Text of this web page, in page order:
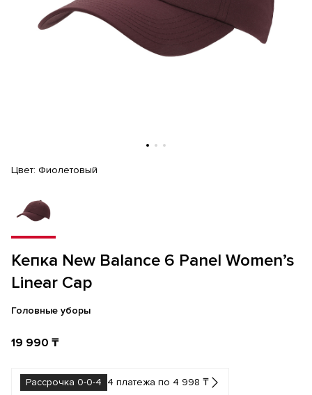
Кепка New Balance 6 Panel Women’s
Linear Cap
Головные уборы
19 990 ₸
Рассрочка 0-0-4 4 платежа по 4 998 ₸
Цвет: Фиолетовый